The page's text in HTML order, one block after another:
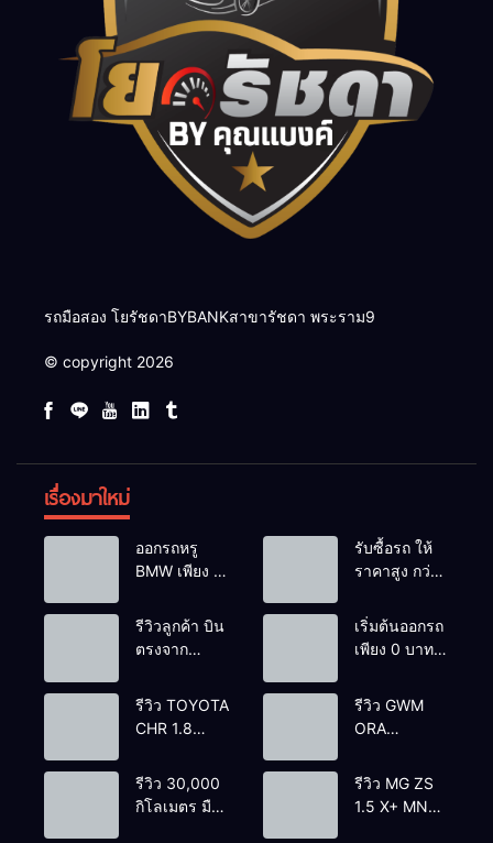
รถมือสอง โยรัชดาBYBANKสาขารัชดา พระราม9
© copyright 2026
เรื่องมาใหม่
ออกรถหรู
BMW เพียง 1
รับซื้อรถ ให้
ราคาสูง กว่า
ติดไฟแนนซ์ก็
รับซื้อ
รีวิวลูกค้า บิน
ตรงจาก
รถโยรัชดา
เริ่มต้นออกรถ
เพียง 0 บาท
รีวิว TOYOTA
CHR 1.8
2018 สีขาว
มุก ตัวท้อปสุด
รีวิว GWM
ORA
400 PRO
2022 สีขาว
รีวิว 30,000
กิโลเมตร มือ
รีวิว MG ZS
1.5 X+ MNC